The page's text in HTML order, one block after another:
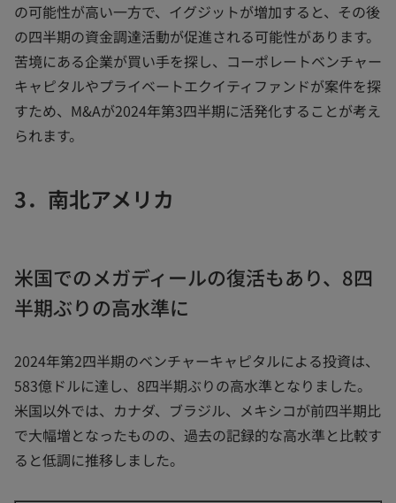
の可能性が高い一方で、イグジットが増加すると、その後
の四半期の資金調達活動が促進される可能性があります。
苦境にある企業が買い手を探し、コーポレートベンチャー
キャピタルやプライベートエクイティファンドが案件を探
すため、M&Aが2024年第3四半期に活発化することが考え
られます。
3．南北アメリカ
米国でのメガディールの復活もあり、8四
半期ぶりの高水準に
2024年第2四半期のベンチャーキャピタルによる投資は、
583億ドルに達し、8四半期ぶりの高水準となりました。
米国以外では、カナダ、ブラジル、メキシコが前四半期比
で大幅増となったものの、過去の記録的な高水準と比較す
ると低調に推移しました。